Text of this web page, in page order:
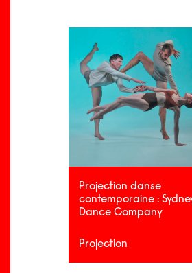
Projection danse
contemporaine :
Dance Company
Projection